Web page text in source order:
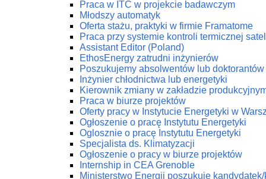
Praca w ITC w projekcie badawczym
Młodszy automatyk
Oferta stażu, praktyki w firmie Framatome
Praca przy systemie kontroli termicznej
Assistant Editor (Poland)
EthosEnergy zatrudni inżynierów
Poszukujemy absolwentów lub
Inżynier chłodnictwa lub energetyki
Kierownik zmiany w zakładzie
Praca w biurze projektów
Oferty pracy w Instytucie Energetyki w
Ogłoszenie o pracę Instytutu Energetyki
Oglosznie o pracę Instytutu Energetyki
Specjalista ds. Klimatyzacji
Ogłoszenie o pracy w biurze projektów
Internship in CEA Grenoble
Ministerstwo Energii poszukuje